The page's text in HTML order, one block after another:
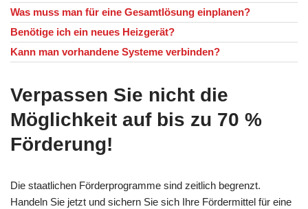
Was muss man für eine Gesamtlösung einplanen?
Benötige ich ein neues Heizgerät?
Kann man vorhandene Systeme verbinden?
Verpassen Sie nicht die
Möglichkeit auf bis zu 70 %
Förderung!
Die staatlichen Förderprogramme sind zeitlich begrenzt.
Handeln Sie jetzt und sichern Sie sich Ihre Fördermittel für eine